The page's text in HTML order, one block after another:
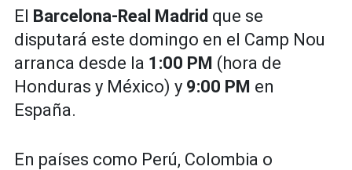
El Barcelona-Real Madrid que se
disputará este domingo en el Camp Nou
arranca desde la 1:00 PM (hora de
Honduras y México) y 9:00 PM en
España.
En países como Perú, Colombia o